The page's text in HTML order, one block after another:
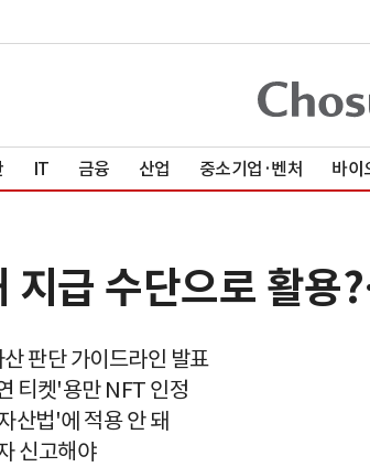
IT 금융 산업 중소기업·벤처 바이
지급 수단으로 활
판단 가이드라인 발표
티켓'용만 NFT 인정
산법'에 적용 안 돼
신고해야